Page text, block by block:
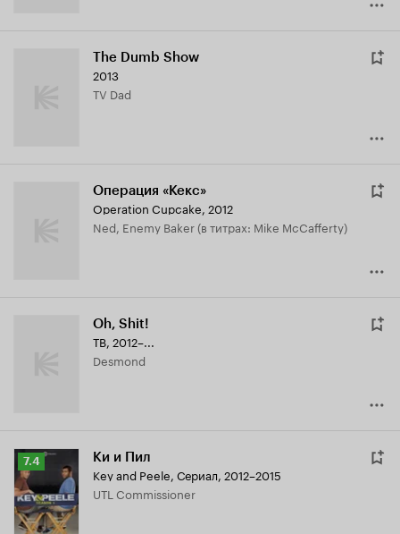
The Dumb Show
2013
TV Dad
Операция «Кекс»
Operation Cupcake, 2012
Ned, Enemy Baker (в титрах: Mike McCafferty)
Oh, Shit!
ТВ, 2012–...
Desmond
Рейтинг
Кинопоиска
7.4
7.4 Ки и Пил
Key and Peele, Сериал, 2012–2015
UTL Commissioner